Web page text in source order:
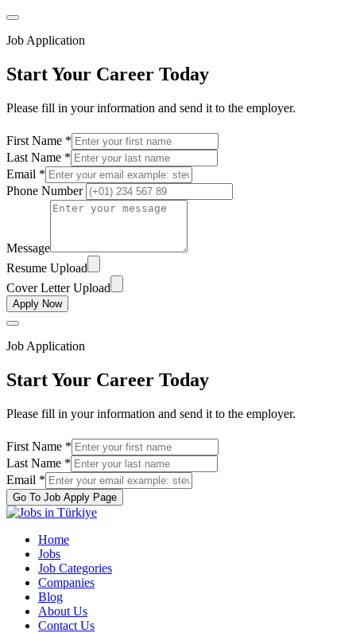
Job Application
Start Your Career Today
Please fill in your information and send it to the employer.
First Name *
Last Name *
Email *
Phone Number
Message
Resume Upload
Cover Letter Upload
Apply Now
Job Application
Start Your Career Today
Please fill in your information and send it to the employer.
First Name *
Last Name *
Email *
Go To Job Apply Page
Home
Jobs
Job Categories
Companies
Blog
About Us
Contact Us